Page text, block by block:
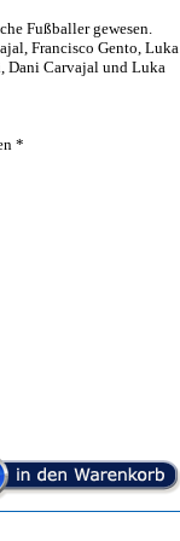
Fußballer gewesen.
Francisco Gento, Luka
Dani Carvajal und Luka
*